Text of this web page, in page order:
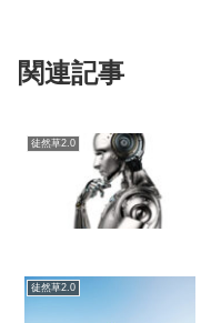
関連記事
徒然草2.0
徒然草2.0